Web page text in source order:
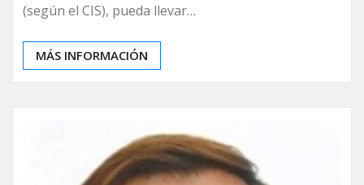
(según el CIS), pueda llevar…
MÁS INFORMACIÓN